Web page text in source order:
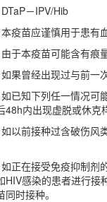
－IPV/Hib
疫苗应谨慎用于患有
于本疫苗可能含有痕
果曾经出现过与前一
已知下列任一情况可
48h内出现虚脱或休克
以前接种过含破伤风
正在接受免疫抑制剂
HIV感染的患者进行接
同时接种。